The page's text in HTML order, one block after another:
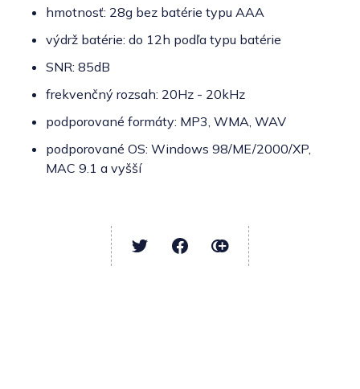
hmotnosť: 28g bez batérie typu AAA
výdrž batérie: do 12h podľa typu batérie
SNR: 85dB
frekvenčný rozsah: 20Hz - 20kHz
podporované formáty: MP3, WMA, WAV
podporované OS: Windows 98/ME/2000/XP,
MAC 9.1 a vyšší